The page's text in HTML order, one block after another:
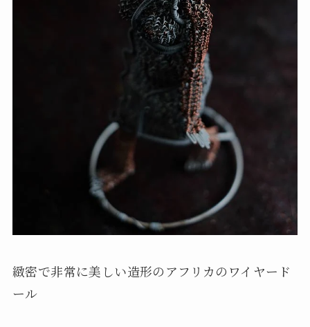
緻密で非常に美しい造形のアフリカのワイヤード
ール